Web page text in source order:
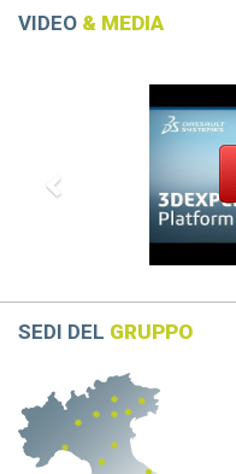
Demo live, innovazione
scopri le differenze tra
Dassault
partnership
La collaborazione
rivoluziona la
VIDEO & MEDIA
SEDI DEL GRUPPO